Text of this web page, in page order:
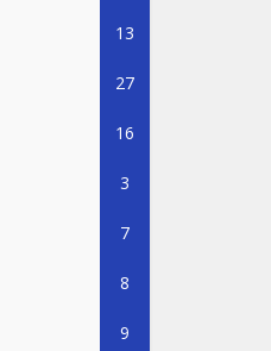
13
27
16
3
7
8
9